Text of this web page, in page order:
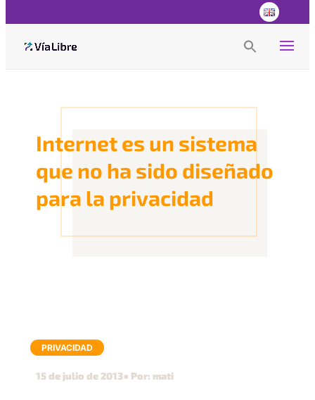
Search Button
Internet es un sistema
que no ha sido diseñado
para la privacidad
PRIVACIDAD
15 de julio de 2013● Por: mati